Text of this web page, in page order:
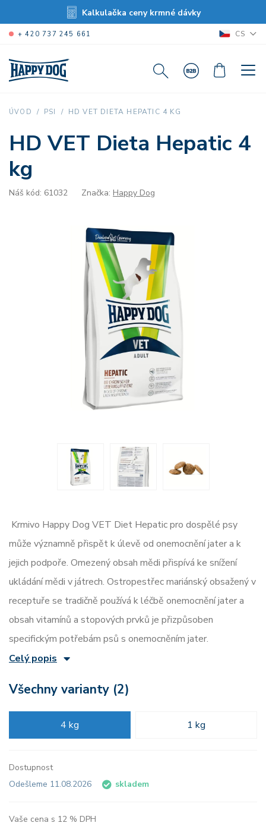
Kalkulačka ceny krmné dávky
+ 420 737 245 661 CS
ÚVOD PSI HD VET DIETA HEPATIC 4 KG
HD VET Dieta Hepatic 4
kg
Náš kód: 61032 Značka: Happy Dog
Krmivo Happy Dog VET Diet Hepatic pro dospělé psy
může významně přispět k úlevě od onemocnění jater a k
jejich podpoře. Omezený obsah mědi přispívá ke snížení
ukládání mědi v játrech. Ostropestřec mariánský obsažený v
receptuře se tradičně používá k léčbě onemocnění jater a
obsah vitamínů a stopových prvků je přizpůsoben
specifickým potřebám psů s onemocněním jater.
Celý popis
Všechny varianty (2)
4 kg 1 kg
Dostupnost
Odešleme 11.08.2026
skladem
Vaše cena s 12 % DPH